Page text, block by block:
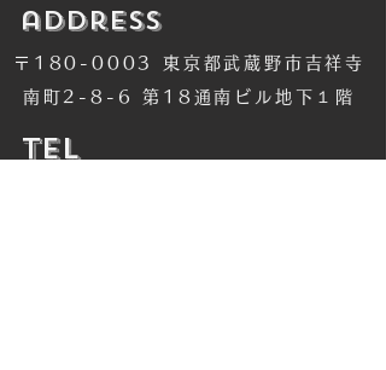
​address
〒180-0003 東京都武蔵野市吉祥寺
南町2-8-6 第18通南ビル地下１階
​TEL